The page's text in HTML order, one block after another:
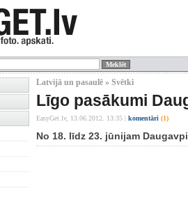
Latvijā un pasaulē » Svētki
Līgo pasākumi
EasyGet.lv, 13.06.2012. 13:35 komentāri (1)
No 18. līdz 23. jūnijam